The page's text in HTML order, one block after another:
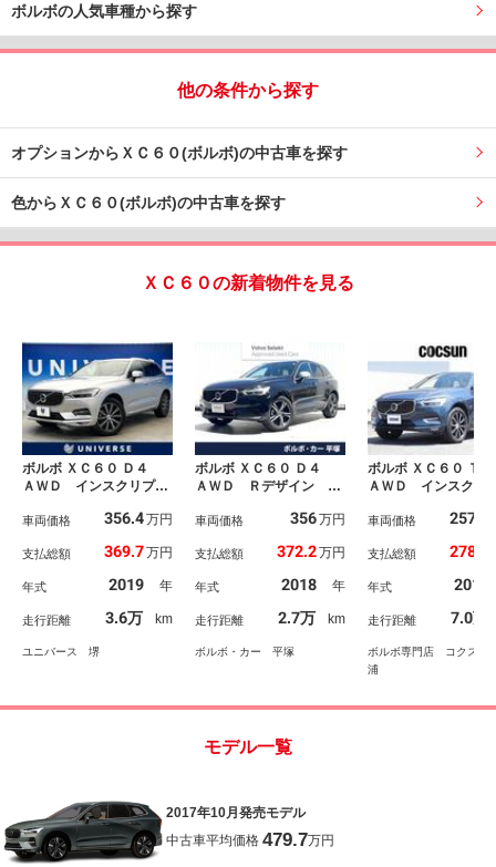
ボルボの人気車種から探す
他の条件から探す
オプションからＸＣ６０(ボルボ)の中古車を探す
色からＸＣ６０(ボルボ)の中古車を探す
ＸＣ６０の新着物件を見る
ボルボ ＸＣ６０ Ｄ４
ＡＷＤ インスクリプシ
ドアップディスプレイ
シートヒーター ステア
ッサージ機能 ｈａｒｍ
ａｎｋａｒｄｏｎ オー
トハイビーム 全周囲カ
メラ 純正ナビ 禁煙車
車両価格 356.4万円
支払総額 369.7万円
年式 2019 年
走行距離 3.6万 km
ユニバース 堺
ボルボ ＸＣ６０ Ｄ４
ＡＷＤ Ｒデザイン Ｒ
正ナビ ３６０°ビュー
ー機能付きパワーシー
ワーテールゲート Ｂｌ
ｕｅｔｏｏｔｈ ＥＴ
Ｃ ＢＬＩＳ ルーフレ
ール ＣＤ
車両価格 356万円
支払総額 372.2万円
年式 2018 年
走行距離 2.7万 km
ボルボ・カー 平塚
ボルボ ＸＣ６０ Ｔ
ＡＷＤ インスクリ
トアップ機構付サン
レーテッドファイン
ー シートベンチレ
ョン ステアリング
ター リアシートヒ
ー ３６０°ビューカ
ラ 禁煙
車両価格 257.8
支払総額 278.7
年式 2018
走行距離 7.0万
ボルボ専門店 コクス
浦
モデル一覧
2017年10月発売モデル
中古車平均価格 479.7万円